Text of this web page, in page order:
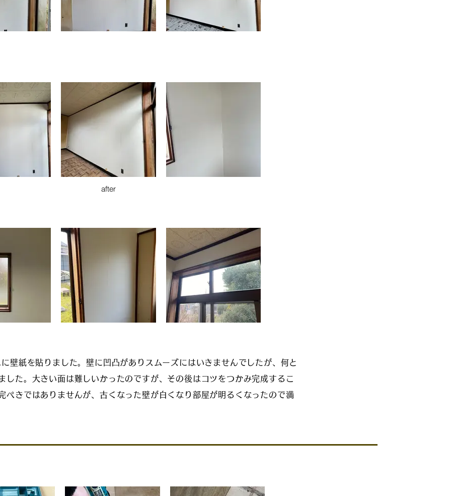
after
壁紙を貼りました。壁に凹凸がありスムーズにはいきませんでしたが、何と
した。大きい面は難しいかったのですが、その後はコツをつかみ完成するこ
ぺきではありませんが、古くなった壁が白くなり部屋が明るくなったので満